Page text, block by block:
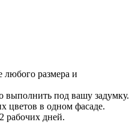
любого размера и
выполнить под вашу задумку.
цветов в одном фасаде.
рабочих дней.